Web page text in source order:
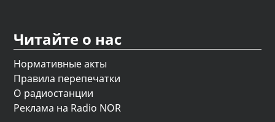
Читайте о нас
Нормативные акты
Правила перепечатки
О радиостанции
Реклама на Radio NOR